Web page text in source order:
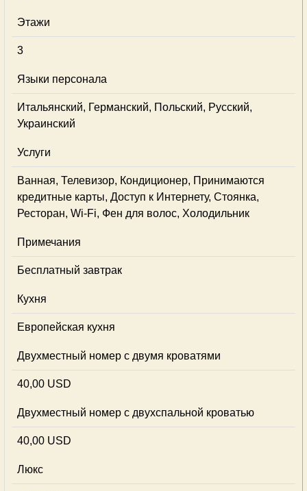
Этажи
3
Языки персонала
Итальянский, Германский, Польский, Русский,
Украинский
Услуги
Ванная, Телевизор, Кондиционер, Принимаются
кредитные карты, Доступ к Интернету, Стоянка,
Ресторан, Wi-Fi, Фен для волос, Холодильник
Примечания
Бесплатный завтрак
Кухня
Европейская кухня
Двухместный номер с двумя кроватями
40,00 USD
Двухместный номер с двухспальной кроватью
40,00 USD
Люкс